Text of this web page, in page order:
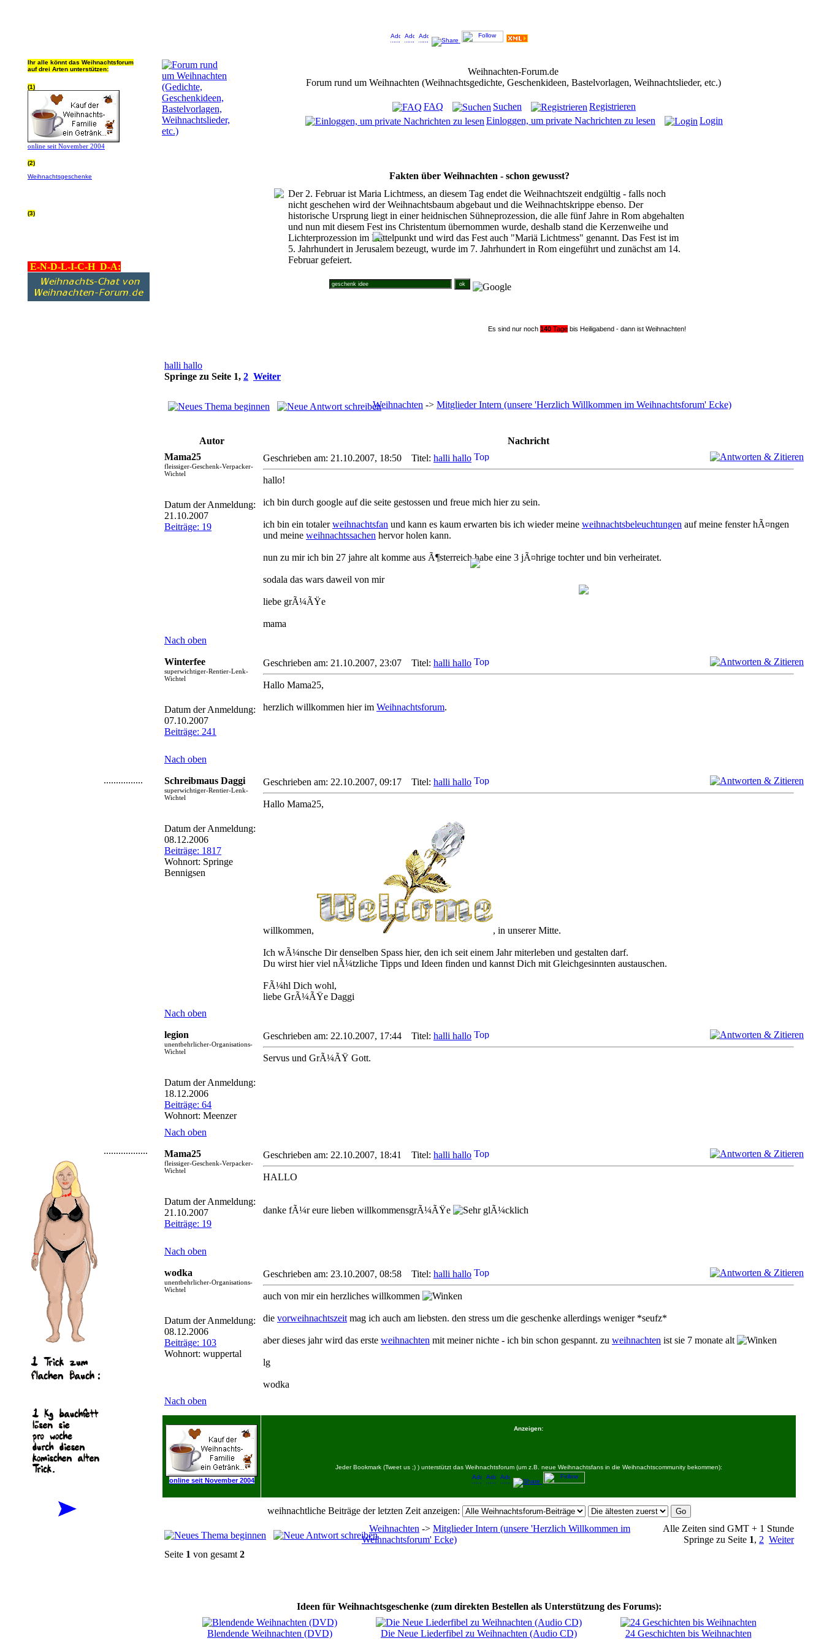
Ihr alle könnt das Weihnachtsforum
auf drei Arten unterstützen:
(1)
online seit November 2004
(2)
Weihnachtsgeschenke
(3)
E-N-D-L-I-C-H D-A:
................
..................
Weihnachten-Forum.de
Forum rund um Weihnachten (Weihnachtsgedichte, Geschenkideen, Bastelvorlagen, Weihnachtslieder, etc.)
FAQ Suchen
Registrieren
Einloggen, um private Nachrichten zu lesen
Login
Fakten über Weihnachten - schon gewusst?
Der 2. Februar ist Maria Lichtmess, an diesem Tag endet die Weihnachtszeit endgültig - falls noch
nicht geschehen wird der Weihnachtsbaum abgebaut und die Weihnachtskrippe ebenso. Der
historische Ursprung liegt in einer heidnischen Sühneprozession, die alle fünf Jahre in Rom abgehalten
und nun mit diesem Fest ins Christentum übernommen wurde, deshalb stand die Kerzenweihe und
Lichterprozession im Mittelpunkt und wird das Fest auch "Mariä Lichtmess" genannt. Das Fest ist im
5. Jahrhundert in Jerusalem bezeugt, wurde im 7. Jahrhundert in Rom eingeführt und zunächst am 14.
Februar gefeiert.
Es sind nur noch 140 Tage bis Heiligabend - dann ist Weihnachten!
halli hallo
Springe zu Seite 1, 2 Weiter
Weihnachten -> Mitglieder Intern (unsere 'Herzlich Willkommen im Weihnachtsforum' Ecke)
Autor
Nachricht
Mama25
fleissiger-Geschenk-Verpacker-
Wichtel
Datum der Anmeldung:
21.10.2007
Beiträge: 19
Geschrieben am: 21.10.2007, 18:50 Titel: halli hallo
hallo!
ich bin durch google auf die seite gestossen und freue mich hier zu sein.
ich bin ein totalerweihnachtsfan und kann es kaum erwarten bis ich wieder meine weihnachtsbeleuchtungen auf meine fenster hÃ¤ngen
und meine weihnachtssachen hervor holen kann.
nun zu mir ich bin 27 jahre alt komme aus Ã¶sterreich habe eine 3 jÃ¤hrige tochter und bin verheiratet.
sodala das wars daweil von mir
liebe grÃ¼ÃŸe
mama
Nach oben
Winterfee
superwichtiger-Rentier-Lenk-
Wichtel
Datum der Anmeldung:
07.10.2007
Beiträge: 241
Geschrieben am: 21.10.2007, 23:07 Titel: halli hallo
Hallo Mama25,
herzlich willkommen hier im Weihnachtsforum.
Nach oben
Schreibmaus Daggi
superwichtiger-Rentier-Lenk-
Wichtel
Datum der Anmeldung:
08.12.2006
Beiträge: 1817
Wohnort: Springe
Bennigsen
Geschrieben am: 22.10.2007, 09:17 Titel: halli hallo
Hallo Mama25,
willkommen, , in unserer Mitte.
Ich wÃ¼nsche Dir denselben Spass hier, den ich seit einem Jahr miterleben und gestalten darf.
Du wirst hier viel nÃ¼tzliche Tipps und Ideen finden und kannst Dich mit Gleichgesinnten austauschen.
FÃ¼hl Dich wohl,
liebe GrÃ¼ÃŸe Daggi
Nach oben
legion
unentbehrlicher-Organisations-
Wichtel
Datum der Anmeldung:
18.12.2006
Beiträge: 64
Wohnort: Meenzer
Geschrieben am: 22.10.2007, 17:44 Titel: halli hallo
Servus und GrÃ¼ÃŸ Gott.
Nach oben
Mama25
fleissiger-Geschenk-Verpacker-
Wichtel
Datum der Anmeldung:
21.10.2007
Beiträge: 19
Geschrieben am: 22.10.2007, 18:41 Titel: halli hallo
HALLO
danke fÃ¼r eure lieben willkommensgrÃ¼ÃŸe
Nach oben
wodka
unentbehrlicher-Organisations-
Wichtel
Datum der Anmeldung:
08.12.2006
Beiträge: 103
Wohnort: wuppertal
Geschrieben am: 23.10.2007, 08:58 Titel: halli hallo
auch von mir ein herzliches willkommen
die vorweihnachtszeit mag ich auch am liebsten. den stress um die geschenke allerdings weniger *seufz*
aber dieses jahr wird das erste weihnachten mit meiner nichte - ich bin schon gespannt. zu weihnachten ist sie 7 monate alt
lg
wodka
Nach oben
online seit November 2004
Anzeigen:
Jeder Bookmark (Tweet us ;) ) unterstützt das Weihnachtsforum (um z.B. neue Weihnachtsfans in die Weihnachtscommunity bekommen):
weihnachtliche Beiträge der letzten Zeit anzeigen:
Weihnachten -> Mitglieder Intern (unsere 'Herzlich Willkommen im
Weihnachtsforum' Ecke)
Alle Zeiten sind GMT + 1 Stunde
Springe zu Seite 1, 2 Weiter
Seite 1 von gesamt 2
Ideen für Weihnachtsgeschenke (zum direkten Bestellen als Unterstützung des Forums):
Blendende Weihnachten (DVD) Die Neue Liederfibel zu Weihnachten (Audio CD) 24 Geschichten bis Weihnachten